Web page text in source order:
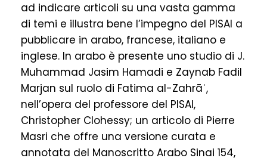
ad indicare articoli su una vasta gamma
di temi e illustra bene l’impegno del PISAI a
pubblicare in arabo, francese, italiano e
inglese. In arabo è presente uno studio di J.
Muhammad Jasim Hamadi e Zaynab Fadil
Marjan sul ruolo di Fatima al-Zahrāʾ,
nell’opera del professore del PISAI,
Christopher Clohessy; un articolo di Pierre
Masri che offre una versione curata e
annotata del Manoscritto Arabo Sinai 154,